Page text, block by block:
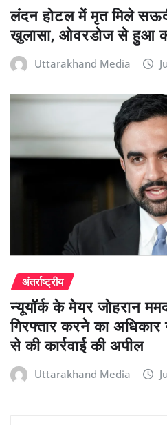
लंदन होटल में मृत मिले
खुलासा, ओवरडोज से हुआ
Uttarakhand Media
अंतर्राष्ट्रीय
न्यूयॉर्क के मेयर जोहरान
गिरफ्तार करने का
से की कार्रवाई की अपील
Uttarakhand Media